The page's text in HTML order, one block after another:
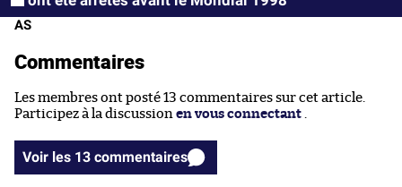
AS
Commentaires
Les membres ont posté 13 commentaires sur cet article.
Participez à la discussion en vous connectant
Voir les 13 commentaires